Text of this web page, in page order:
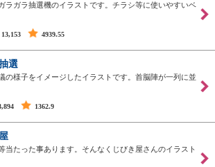
ラガラ抽選機のイラストです。チラシ等に使いやすいベ
13,153 4939.55
選
の様子をイメージしたイラストです。首脳陣が一列に並
1362.9
当たった事あります。そんなくじびき屋さんのイラスト